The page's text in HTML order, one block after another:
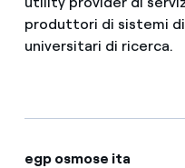
produttori di sistemi
universitari di ricerca.
egp osmose ita